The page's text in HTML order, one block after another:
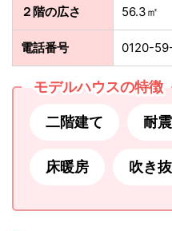
２階の広さ 56.3㎡
電話番号 0120-
モデルハウスの特徴
二階建て 耐
床暖房 吹き